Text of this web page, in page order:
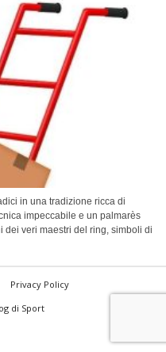
in una tradizione ricca di
impeccabile e un palmarès
veri maestri del ring, simboli di
Privacy Policy
di Sport